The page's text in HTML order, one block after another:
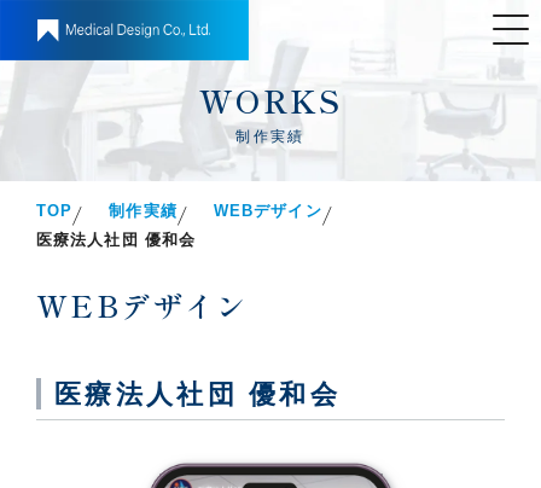
WORKS
制作実績
TOP 制作実績
WEBデザイン
医療法人社団 優和会
WEBデザイン
医療法人社団 優和会